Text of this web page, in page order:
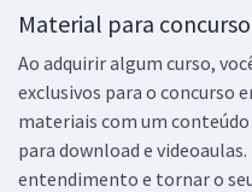
Material para concurso
Ao adquirir algum curso,
exclusivos para o concurso
materiais com um
para download e
entendimento e tornar o